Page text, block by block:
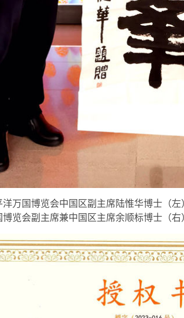
洋万国博览会中国区副主席陆惟华博士（
博览会副主席兼中国区主席余顺标博士（